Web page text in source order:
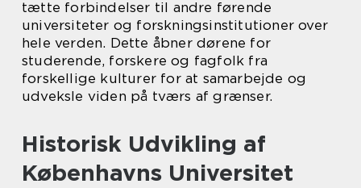
tætte forbindelser til andre førende
universiteter og forskningsinstitutioner over
hele verden. Dette åbner dørene for
studerende, forskere og fagfolk fra
forskellige kulturer for at samarbejde og
udveksle viden på tværs af grænser.
Historisk Udvikling af
Københavns Universitet